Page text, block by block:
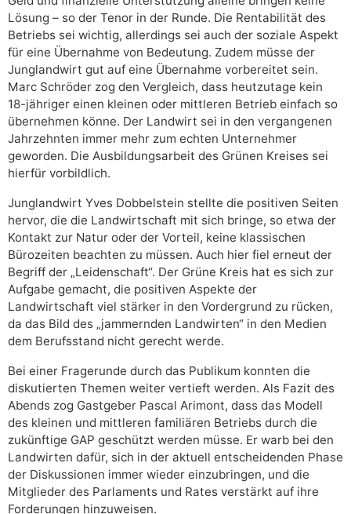
Lösung – so der Tenor in der Runde. Die Rentabilität des
Betriebs sei wichtig, allerdings sei auch der soziale Aspekt
für eine Übernahme von Bedeutung. Zudem müsse der
Junglandwirt gut auf eine Übernahme vorbereitet sein.
Marc Schröder zog den Vergleich, dass heutzutage kein
18-jähriger einen kleinen oder mittleren Betrieb einfach so
übernehmen könne. Der Landwirt sei in den vergangenen
Jahrzehnten immer mehr zum echten Unternehmer
geworden. Die Ausbildungsarbeit des Grünen Kreises sei
hierfür vorbildlich.
Junglandwirt Yves Dobbelstein stellte die positiven Seiten
hervor, die die Landwirtschaft mit sich bringe, so etwa der
Kontakt zur Natur oder der Vorteil, keine klassischen
Bürozeiten beachten zu müssen. Auch hier fiel erneut der
Begriff der „Leidenschaft“. Der Grüne Kreis hat es sich zur
Aufgabe gemacht, die positiven Aspekte der
Landwirtschaft viel stärker in den Vordergrund zu rücken,
da das Bild des „jammernden Landwirten“ in den Medien
dem Berufsstand nicht gerecht werde.
Bei einer Fragerunde durch das Publikum konnten die
diskutierten Themen weiter vertieft werden. Als Fazit des
Abends zog Gastgeber Pascal Arimont, dass das Modell
des kleinen und mittleren familiären Betriebs durch die
zukünftige GAP geschützt werden müsse. Er warb bei den
Landwirten dafür, sich in der aktuell entscheidenden Phase
der Diskussionen immer wieder einzubringen, und die
Mitglieder des Parlaments und Rates verstärkt auf ihre
Forderungen hinzuweisen.